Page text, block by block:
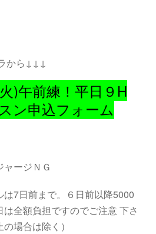
から↓↓↓
)午前練！平日９H
ン申込フォーム
ャージＮＧ
7日前まで。６日前以降5000
全額負担ですのでご注意 下さ
場合は除く）